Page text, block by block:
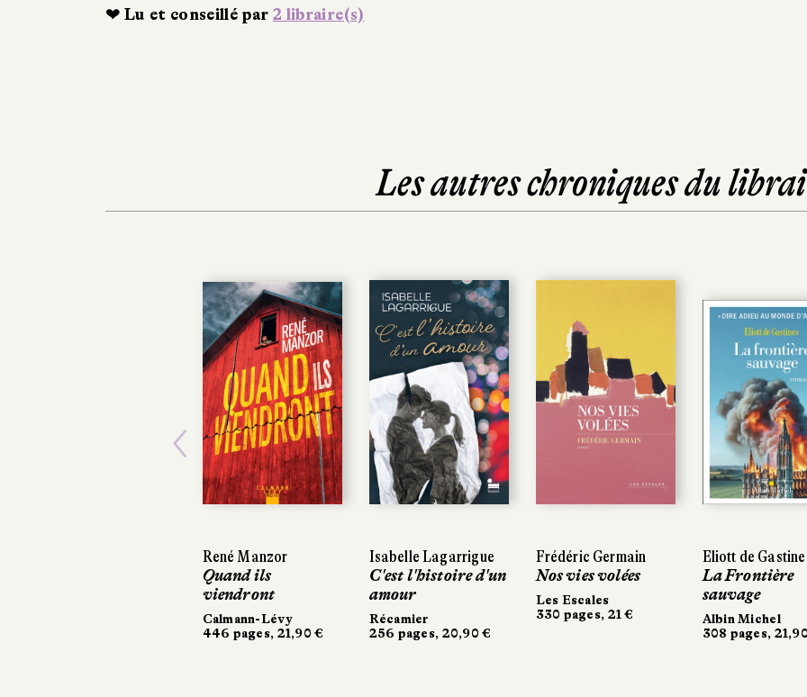
❤ Lu et conseillé par 2 libraire(s)
Les autres chroniques du
René Manzor
Quand ils
viendront
Calmann-Lévy
446 pages, 21,90 €
Isabelle Lagarrigue
C'est l'histoire d'un
amour
Récamier
256 pages, 20,90 €
Frédéric Germain
Nos vies volées
Les Escales
330 pages, 21 €
Eliott de
La Frontière
sauvage
Albin Michel
308 pages,
Isabelle Lagarrigue
C'est l'histoire d'un
amour
Récamier
256 pages, 20,90 €
Frédéric Germain
Nos vies volées
Les Escales
330 pages, 21 €
Eliott de
La Frontière
sauvage
Albin Michel
308 pages,
Previous